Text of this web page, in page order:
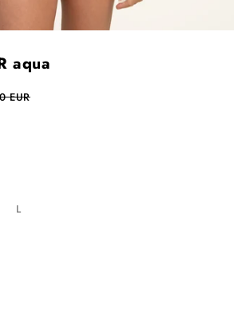
aqua
EUR
L